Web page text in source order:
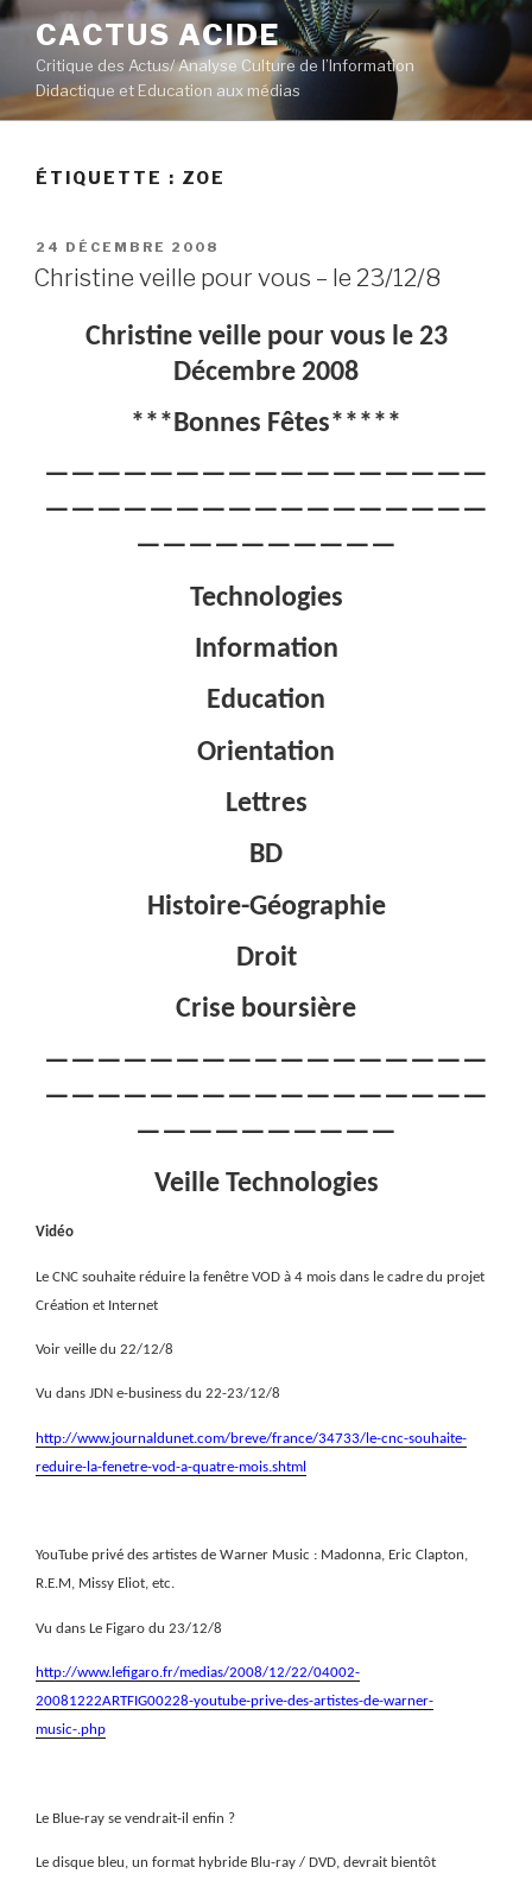
Aller
contenu
principal
CACTUS ACIDE
Critique des Actus/ Analyse Culture de l’Information
Didactique et Education aux médias
ÉTIQUETTE : ZOE
PUBLIÉ
LE
24 DÉCEMBRE 2008
Christine veille pour vous – le 23/12/8
Christine veille pour vous le 23
Décembre 2008
***Bonnes Fêtes*****
—————————————————
—————————————————
——————————
Technologies
Information
Education
Orientation
Lettres
BD
Histoire-Géographie
Droit
Crise boursière
—————————————————
—————————————————
——————————
Veille Technologies
Vidéo
Le CNC souhaite réduire la fenêtre VOD à 4 mois dans le cadre du projet
Création et Internet
Voir veille du 22/12/8
Vu dans JDN e-business du 22-23/12/8
http://www.journaldunet.com/breve/france/34733/le-cnc-souhaite-
reduire-la-fenetre-vod-a-quatre-mois.shtml
YouTube privé des artistes de Warner Music : Madonna, Eric Clapton,
R.E.M, Missy Eliot, etc.
Vu dans Le Figaro du 23/12/8
http://www.lefigaro.fr/medias/2008/12/22/04002-
20081222ARTFIG00228-youtube-prive-des-artistes-de-warner-
music-.php
Le Blue-ray se vendrait-il enfin ?
Le disque bleu, un format hybride Blu-ray / DVD, devrait bientôt